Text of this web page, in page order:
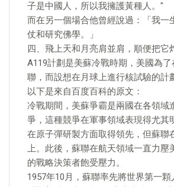
子是中國人，所以我擁護黃種人。"
而在另一個場合他曾經說過：「我一
仗和研究佛學。」
四、飛上天和月亮肩並肩，順便把它
A119計劃是美蘇冷戰時期，美國為
聯，而設想在月球上進行核試驗的計
以下是來自百度百科的原文：
冷戰期間，美蘇爭霸是兩國在各領域
爭，這種競爭在軍事領域表現得尤其
在原子彈研製方面取得領先，但蘇聯
上。此後，蘇聯在航天領域一直力壓
的戰略決策者飽受壓力。
1957年10月，蘇聯率先將世界第一